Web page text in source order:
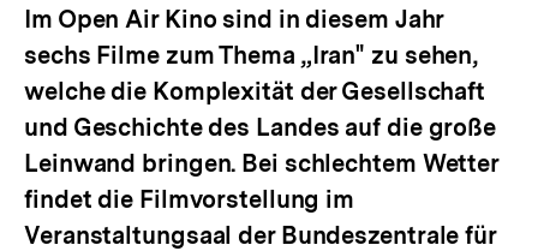
Im Open Air Kino sind in diesem Jahr
sechs Filme zum Thema „Iran" zu sehen,
welche die Komplexität der Gesellschaft
und Geschichte des Landes auf die große
Leinwand bringen. Bei schlechtem Wetter
findet die Filmvorstellung im
Veranstaltungsaal der Bundeszentrale für